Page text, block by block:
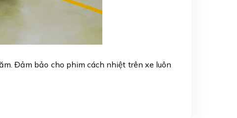
Đảm bảo cho phim cách nhiệt trên xe luôn